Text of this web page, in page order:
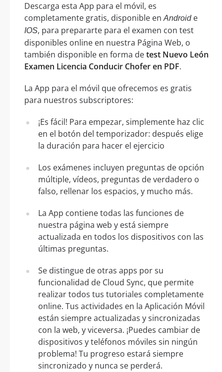
Descarga esta App para el móvil, es
completamente gratis, disponible enAndroide
IOS, para prepararte para el examen con test
disponibles online en nuestra Página Web, o
también disponible en forma detest Nuevo León
Examen Licencia Conducir Chofer en PDF.
La App para el móvil que ofrecemos es gratis
para nuestros subscriptores:
¡Es fácil! Para empezar, simplemente haz clic
en el botón del temporizador: después elige
la duración para hacer el ejercicio
Los exámenes incluyen preguntas de opción
múltiple, vídeos, preguntas de verdadero o
falso, rellenar los espacios, y mucho más.
La App contiene todas las funciones de
nuestra página web y está siempre
actualizada en todos los dispositivos con las
últimas preguntas.
Se distingue de otras apps por su
funcionalidad de Cloud Sync, que permite
realizar todos tus tutoriales completamente
online. Tus actividades en la Aplicación Móvil
están siempre actualizadas y sincronizadas
con la web, y viceversa. ¡Puedes cambiar de
dispositivos y teléfonos móviles sin ningún
problema! Tu progreso estará siempre
sincronizado y nunca se perderá.